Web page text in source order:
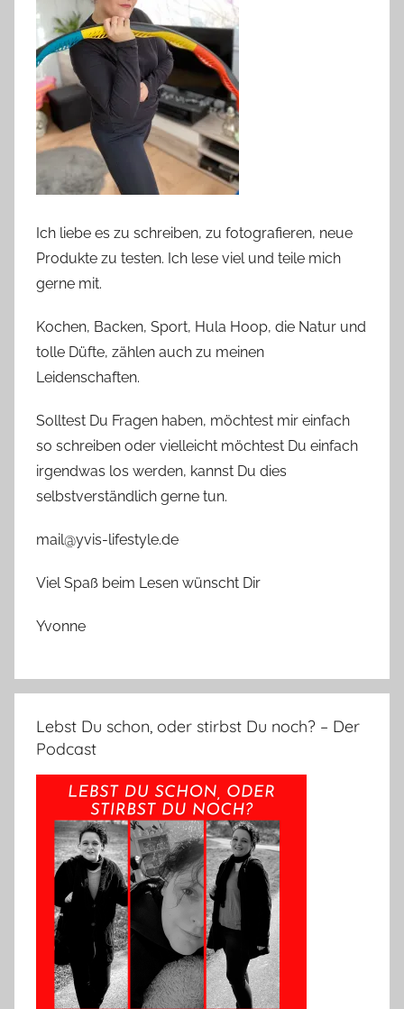
Ich liebe es zu schreiben, zu fotografieren, neue
Produkte zu testen. Ich lese viel und teile mich
gerne mit.
Kochen, Backen, Sport, Hula Hoop, die Natur und
tolle Düfte, zählen auch zu meinen
Leidenschaften.
Solltest Du Fragen haben, möchtest mir einfach
so schreiben oder vielleicht möchtest Du einfach
irgendwas los werden, kannst Du dies
selbstverständlich gerne tun.
mail@yvis-lifestyle.de
Viel Spaß beim Lesen wünscht Dir
Yvonne
Lebst Du schon, oder stirbst Du noch? – Der
Podcast